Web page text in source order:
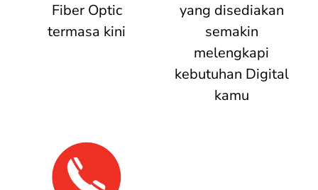
Fiber Optic
termasa kini
yang disediakan
semakin
melengkapi
kebutuhan Digital
kamu